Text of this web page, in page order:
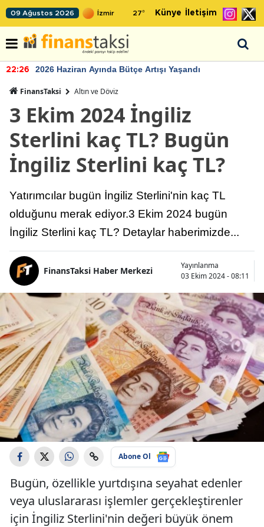
09 Ağustos 2026 27° Künye İletişim
22:26 2026 Haziran Ayında Bütçe Artışı Yaşandı
FinansTaksi Altın ve Döviz
3 Ekim 2024 İngiliz
Sterlini kaç TL? Bugün
İngiliz Sterlini kaç TL?
Yatırımcılar bugün İngiliz Sterlini'nin kaç TL
olduğunu merak ediyor.3 Ekim 2024 bugün
İngiliz Sterlini kaç TL? Detaylar haberimizde...
FinansTaksi Haber Merkezi
Yayınlanma
03 Ekim 2024 - 08:11
Abone Ol
Bugün, özellikle yurtdışına seyahat edenler
veya uluslararası işlemler gerçekleştirenler
için İngiliz Sterlini'nin değeri büyük önem